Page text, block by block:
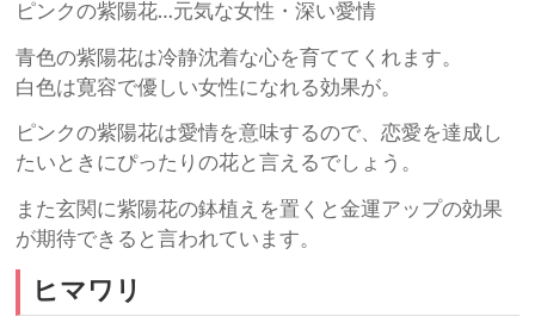
ピンクの紫陽花…元気な女性・深い愛情
青色の紫陽花は冷静沈着な心を育ててくれます。
白色は寛容で優しい女性になれる効果が。
ピンクの紫陽花は愛情を意味するので、恋愛を達成し
たいときにぴったりの花と言えるでしょう。
また玄関に紫陽花の鉢植えを置くと金運アップの効果
が期待できると言われています。
ヒマワリ